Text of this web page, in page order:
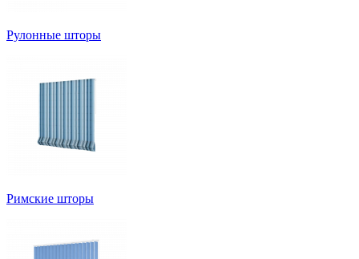
Рулонные шторы
Римские шторы